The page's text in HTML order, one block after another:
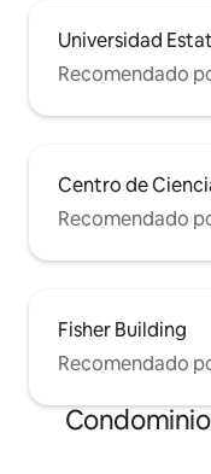
Universidad
Recomendado
Centro de
Recomendado
Fisher Building
Recomendado